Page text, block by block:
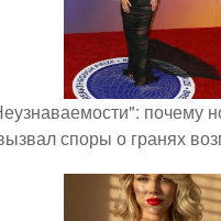
почему
споры о гранях